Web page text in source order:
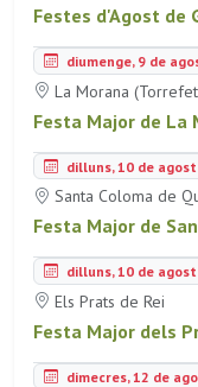
Festes d'Agost de
diumenge, 9 de
La Morana
Festa Major de La
dilluns, 10 de
Santa Coloma de
Festa Major de
dilluns, 10 de
Els Prats de Rei
Festa Major dels
dimecres, 12 de